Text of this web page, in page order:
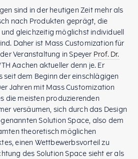
sind in der heutigen Zeit mehr als
nach Produkten geprägt, die
gleichzeitig möglichst individuell
Daher ist Mass Customization für
Veranstaltung in Speyer Prof. Dr.
Aachen aktueller denn je. Er
dem Beginn der einschlägigen
Jahren mit Mass Customization
die meisten produzierenden
versäumen, sich durch das Design
Solution Space, also dem
theoretisch möglichen
einen Wettbewerbsvorteil zu
des Solution Space sieht er als